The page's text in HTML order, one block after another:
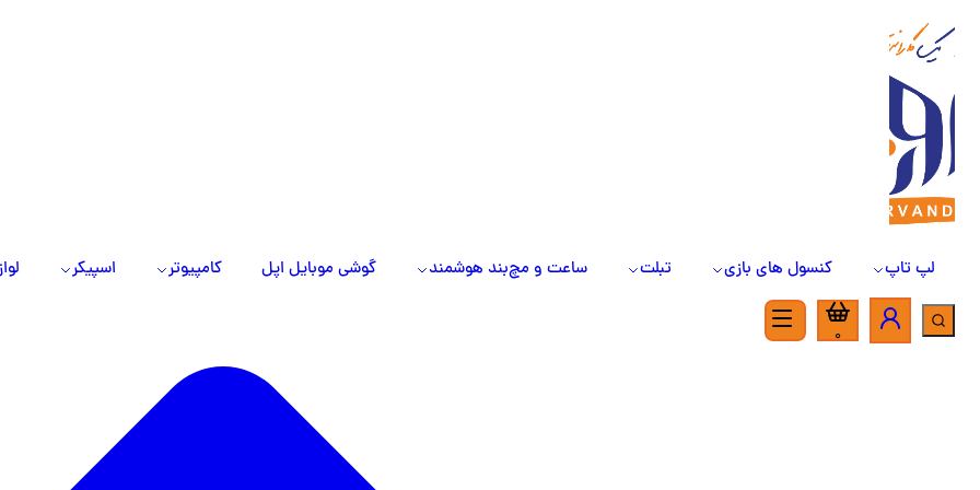
لپ تاپ کنسول های بازی تبلت ساعت و مچ‌بند هوشمند گوشی موبایل اپل کامپیوتر اسپیکر
0